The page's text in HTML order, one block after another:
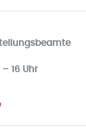
16 Uhr